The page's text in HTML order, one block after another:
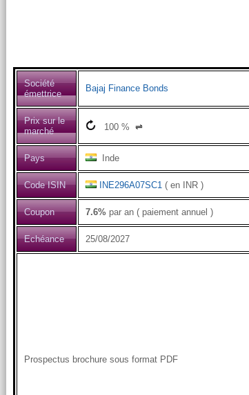
Société
émettrice
Bajaj Finance Bonds
Prix sur le
marché
100% ⇌
Pays Inde
Code ISIN INE296A07SC1( en INR )
Coupon 7.6%par an ( paiement annuel )
Echéance 25/08/2027
Prospectus brochure sous format PDF